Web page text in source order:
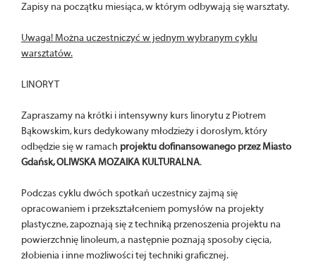
Zapisy na początku miesiąca, w którym odbywają się warsztaty.
Uwaga! Można uczestniczyć w jednym wybranym cyklu
warsztatów.
LINORYT
Zapraszamy na krótki i intensywny kurs linorytu z Piotrem
Bąkowskim, kurs dedykowany młodzieży i dorosłym, który
odbędzie się w ramach projektu dofinansowanego przez Miasto
Gdańsk, OLIWSKA MOZAIKA KULTURALNA.
Podczas cyklu dwóch spotkań uczestnicy zajmą się
opracowaniem i przekształceniem pomysłów na projekty
plastyczne, zapoznają się z techniką przenoszenia projektu na
powierzchnię linoleum, a następnie poznają sposoby cięcia,
żłobienia i inne możliwości tej techniki graficznej.